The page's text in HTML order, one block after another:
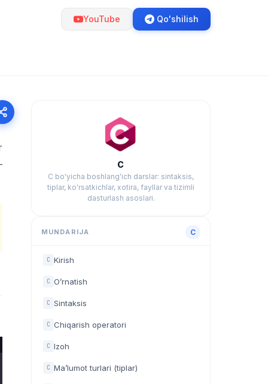
YouTube Qo'shilish
C
C bo'yicha boshlang'ich darslar: sintaksis,
tiplar, ko'rsatkichlar, xotira, fayllar va tizimli
dasturlash asoslari.
MUNDARIJA C
C Kirish
C O’rnatish
C Sintaksis
C Chiqarish operatori
C Izoh
C Ma’lumot turlari (tiplar)